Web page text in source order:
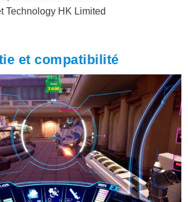
Technology HK Limited
et compatibilité